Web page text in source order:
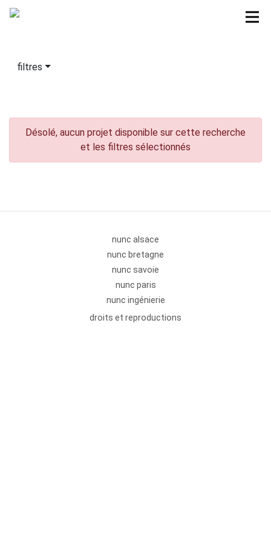
filtres
Désolé, aucun projet disponible sur cette recherche
et les filtres sélectionnés
nunc alsace
nunc bretagne
nunc savoie
nunc paris
nunc ingénierie
droits et reproductions